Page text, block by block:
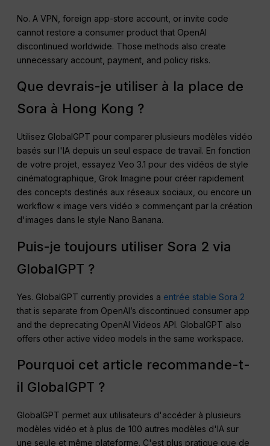
No. A VPN, foreign app-store account, or invite code
cannot restore a consumer product that OpenAI
discontinued worldwide. Those methods also create
unnecessary account, payment, and policy risks.
Que devrais-je utiliser à la place de
Sora à Hong Kong ?
Utilisez GlobalGPT pour comparer plusieurs modèles vidéo
basés sur l'IA depuis un seul espace de travail. En fonction
de votre projet, essayez Veo 3.1 pour des vidéos de style
cinématographique, Grok Imagine pour créer rapidement
des concepts destinés aux réseaux sociaux, ou encore un
workflow « image vers vidéo » commençant par la création
d'images dans le style Nano Banana.
Puis-je toujours utiliser Sora 2 via
GlobalGPT ?
Yes. GlobalGPT currently provides a entrée stable Sora 2
that is separate from OpenAI’s discontinued consumer app
and the deprecating OpenAI Videos API. GlobalGPT also
offers other active video models in the same workspace.
Pourquoi cet article recommande-t-
il GlobalGPT ?
GlobalGPT permet aux utilisateurs d'accéder à plusieurs
modèles vidéo et à plus de 100 autres modèles d'IA sur
une seule et même plateforme. C'est plus pratique que de